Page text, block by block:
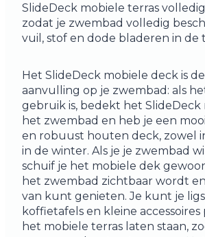
SlideDeck mobiele terras
zodat je zwembad volledig
vuil, stof en dode bladeren in de
Het SlideDeck mobiele deck is
aanvulling op je zwembad: als
gebruik is, bedekt het SlideDeck
het zwembad en heb je een
en robuust houten deck, zowel
in de winter. Als je je zwembad
schuif je het mobiele dek
het zwembad zichtbaar wordt
van kunt genieten. Je kunt je
koffietafels en kleine
het mobiele terras laten staan,